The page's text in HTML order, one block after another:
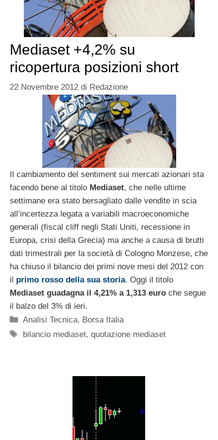
Mediaset +4,2% su
ricopertura posizioni short
22 Novembre 2012 di Redazione
Il cambiamento del sentiment sui mercati azionari sta
facendo bene al titolo Mediaset, che nelle ultime
settimane era stato bersagliato dalle vendite in scia
all’incertezza legata a variabili macroeconomiche
generali (fiscal cliff negli Stati Uniti, recessione in
Europa, crisi della Grecia) ma anche a causa di brutti
dati trimestrali per la società di Cologno Monzese, che
ha chiuso il bilancio dei primi nove mesi del 2012 con
il primo rosso della sua storia. Oggi il titolo
Mediaset guadagna il 4,21% a 1,313 euro che segue
il balzo del 3% di ieri.
Categorie
Analisi Tecnica, Borsa Italia
Tag
bilancio mediaset,quotazione mediaset